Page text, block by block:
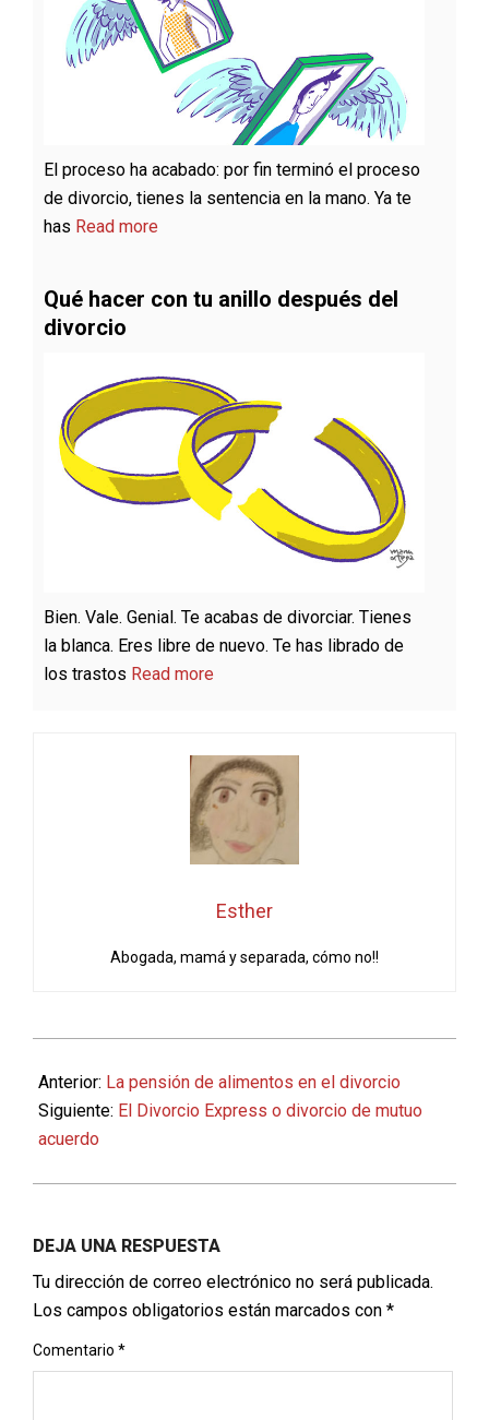
El proceso ha acabado: por fin terminó el proceso
de divorcio, tienes la sentencia en la mano. Ya te
has Read more
Qué hacer con tu anillo después del
divorcio
Bien. Vale. Genial. Te acabas de divorciar. Tienes
la blanca. Eres libre de nuevo. Te has librado de
los trastos Read more
Esther
Abogada, mamá y separada, cómo no!!
02-
20
Anterior: La pensión de alimentos en el divorcio
Siguiente: El Divorcio Express o divorcio de mutuo
acuerdo
DEJA UNA RESPUESTA
Tu dirección de correo electrónico no será publicada.
Los campos obligatorios están marcados con *
Comentario *